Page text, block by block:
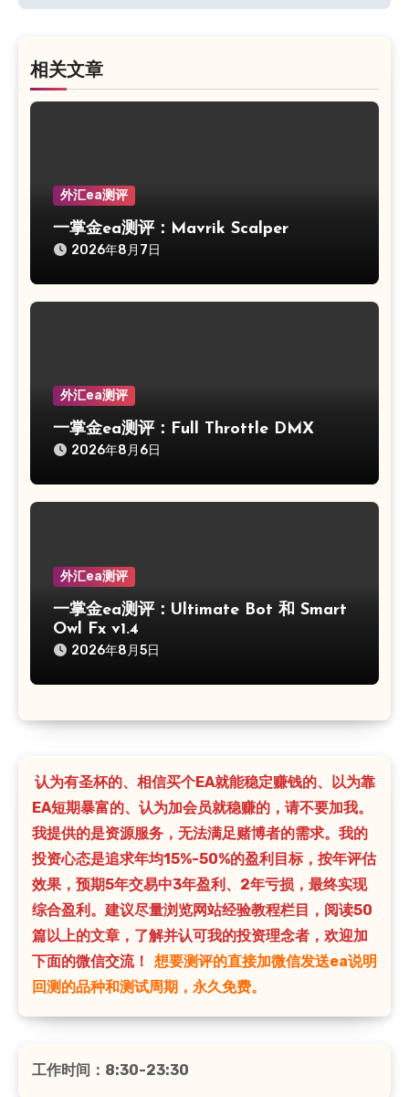
相关文章
外汇ea测评
一掌金ea测评：Mavrik Scalper
2026年8月7日
外汇ea测评
一掌金ea测评：Full Throttle DMX
2026年8月6日
外汇ea测评
一掌金ea测评：Ultimate Bot 和 Smart
Owl Fx v1.4
2026年8月5日
认为有圣杯的、相信买个EA就能稳定赚钱的、以为靠
EA短期暴富的、认为加会员就稳赚的，请不要加我。
我提供的是资源服务，无法满足赌博者的需求。我的
投资心态是追求年均15%-50%的盈利目标，按年评估
效果，预期5年交易中3年盈利、2年亏损，最终实现
综合盈利。建议尽量浏览网站经验教程栏目，阅读50
篇以上的文章，了解并认可我的投资理念者，欢迎加
下面的微信交流！
想要测评的直接加微信发送ea说明
回测的品种和测试周期，永久免费。
工作时间：8:30-23:30